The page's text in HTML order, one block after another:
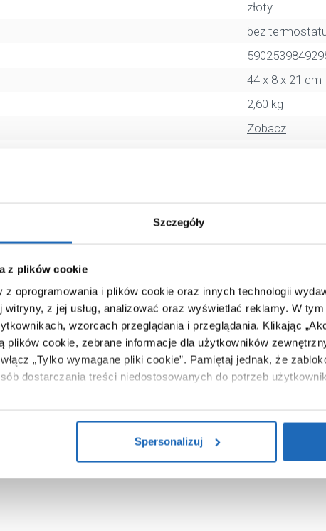
Szczegóły
z plików cookie
z oprogramowania i plików cookie oraz innych technologii
z jej usług, analizować oraz wyświetlać reklamy. W
wzorcach przeglądania i przeglądania. Klikając
plików cookie, zebrane informacje dla użytkowników
„Tylko wymagane pliki cookie”. Pamiętaj jednak, że
dostarczania treści niedostosowanych do potrzeb
na temat plików plików cookie, kliknij „Ustawienia plików
Spersonalizuj
złoty
bez
44 x 8 x 21 cm
2,60 kg
Zobacz